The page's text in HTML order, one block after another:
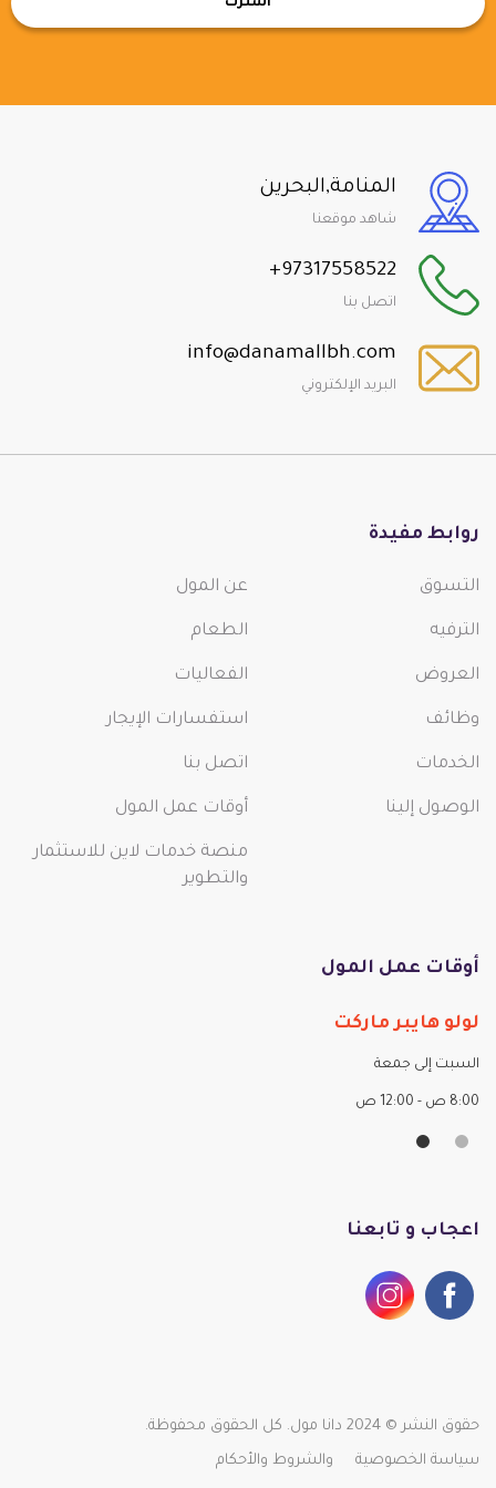
اشترك
المنامة,البحرين
شاهد موقعنا
+97317558522
اتصل بنا
info@danamallbh.com
البريد الإلكتروني
روابط مفيدة
عن المول التسوق
الطعام الترفيه
الفعاليات العروض
استفسارات الإيجار وظائف
اتصل بنا الخدمات
أوقات عمل المول الوصول إلينا
منصة خدمات لاين للاستثمار
والتطوير
أوقات عمل المول
لولو هايبر ماركت
السبت إلى جمعة
8:00 ص - 12:00 ص
اعجاب و تابعنا
حقوق النشر © 2024 دانا مول. كل الحقوق محفوظة.
سياسة الخصوصية والشروط والأحكام